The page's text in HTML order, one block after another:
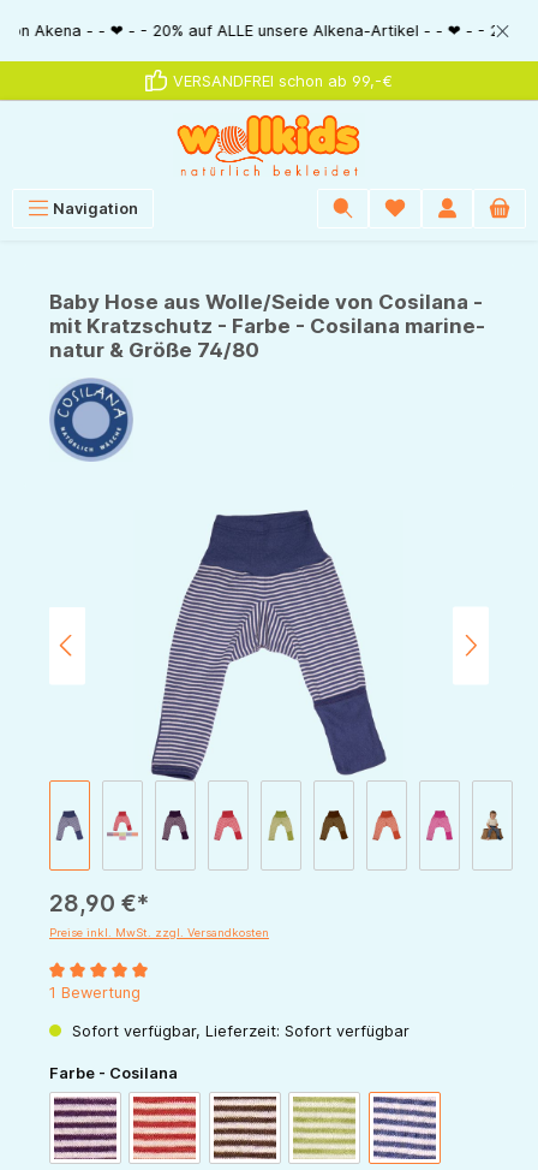
springen
- - ❤ - - 20% auf ALLE unsere Alkena-Artikel - - ❤ - - 20% NUR
VERSANDFREI schon ab 99,-€
Navigation
Baby Hose aus Wolle/Seide von Cosilana -
mit Kratzschutz - Farbe - Cosilana marine-
natur & Größe 74/80
Bildergalerie überspringen
28,90 €*
Preise inkl. MwSt. zzgl. Versandkosten
Durchschnittliche Bewertung von 5 von 5 Sternen
1 Bewertung
Sofort verfügbar, Lieferzeit: Sofort verfügbar
Farbe - Cosilana
pflaume-naturrot-natur schoko-naturgrün-naturmarine-natur